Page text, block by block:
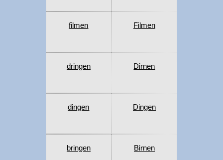
filmen Filmen
dringen Dirnen
dingen Dingen
bringen Birnen